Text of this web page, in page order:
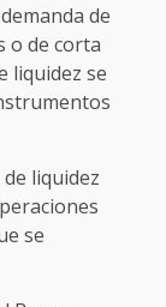
de
o de corta
liquidez se
liquidez
se